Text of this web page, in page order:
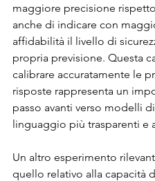
maggiore precisione
anche di indicare con
affidabilità il livello di
propria previsione. Questa
calibrare accuratamente le
risposte rappresenta un
passo avanti verso modelli di
linguaggio più trasparenti e
Un altro esperimento
quello relativo alla capacità